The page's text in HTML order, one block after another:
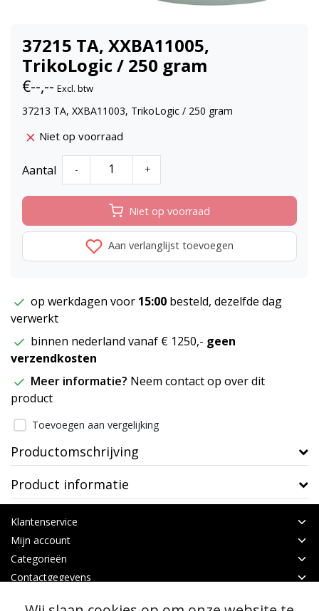
37215 TA, XXBA11005,
TrikoLogic / 250 gram
€--,-- Excl. btw
37213 TA, XXBA11003, TrikoLogic / 250 gram
Niet op voorraad
Aantal - +
Niet op voorraad
Aan verlanglijst toevoegen
op werkdagen voor 15:00 besteld, dezelfde dag
verwerkt
binnen nederland vanaf € 1250,- geen
verzendkosten
Meer informatie? Neem contact op over dit
product
Toevoegen aan vergelijking
Productomschrijving
Product informatie
Klantenservice
Mijn account
Categorieën
Contactgegevens